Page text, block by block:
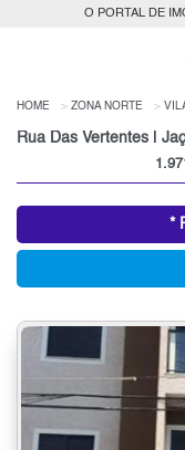
O PORTAL DE
HOME ZONA NORTE
Rua Das Vertentes |
*